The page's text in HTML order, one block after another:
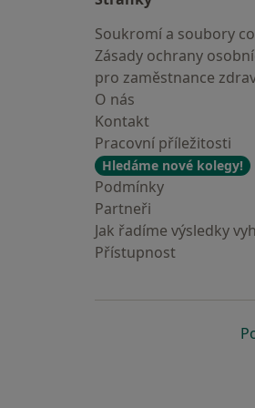
Soukromí a soubory
Zásady ochrany
pro zaměstnance
O nás
Kontakt
Pracovní příležitosti
Hledáme nové kolegy!
Podmínky
Partneři
Jak řadíme výsledky
Přístupnost